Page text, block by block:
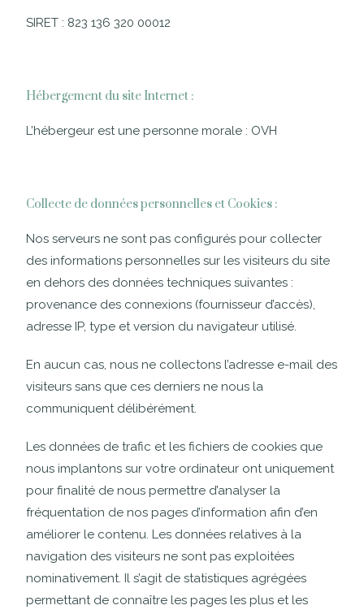
SIRET : 823 136 320 00012
Hébergement du site Internet :
L’hébergeur est une personne morale : OVH
Collecte de données personnelles et Cookies :
Nos serveurs ne sont pas configurés pour collecter
des informations personnelles sur les visiteurs du site
en dehors des données techniques suivantes :
provenance des connexions (fournisseur d’accès),
adresse IP, type et version du navigateur utilisé.
En aucun cas, nous ne collectons l’adresse e-mail des
visiteurs sans que ces derniers ne nous la
communiquent délibérément.
Les données de trafic et les fichiers de cookies que
nous implantons sur votre ordinateur ont uniquement
pour finalité de nous permettre d’analyser la
fréquentation de nos pages d’information afin d’en
améliorer le contenu. Les données relatives à la
navigation des visiteurs ne sont pas exploitées
nominativement. Il s’agit de statistiques agrégées
permettant de connaître les pages les plus et les